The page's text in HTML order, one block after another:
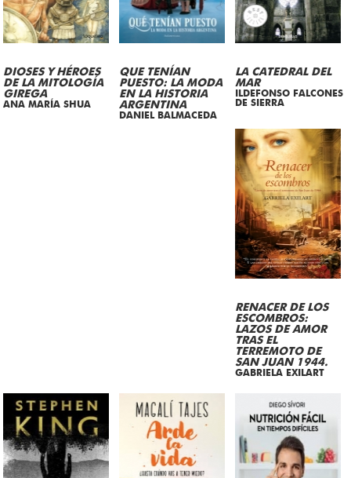
DIOSES Y HÉROES
DE LA MITOLOGÍA
GIREGA
ANA MARÍA SHUA
QUE TENÍAN
PUESTO: LA MODA
EN LA HISTORIA
ARGENTINA
DANIEL BALMACEDA
LA CATEDRAL DEL
MAR
ILDEFONSO FALCONES
DE SIERRA
RENACER DE LOS
ESCOMBROS:
LAZOS DE AMOR
TRAS EL
TERREMOTO DE
SAN JUAN 1944.
GABRIELA EXILART